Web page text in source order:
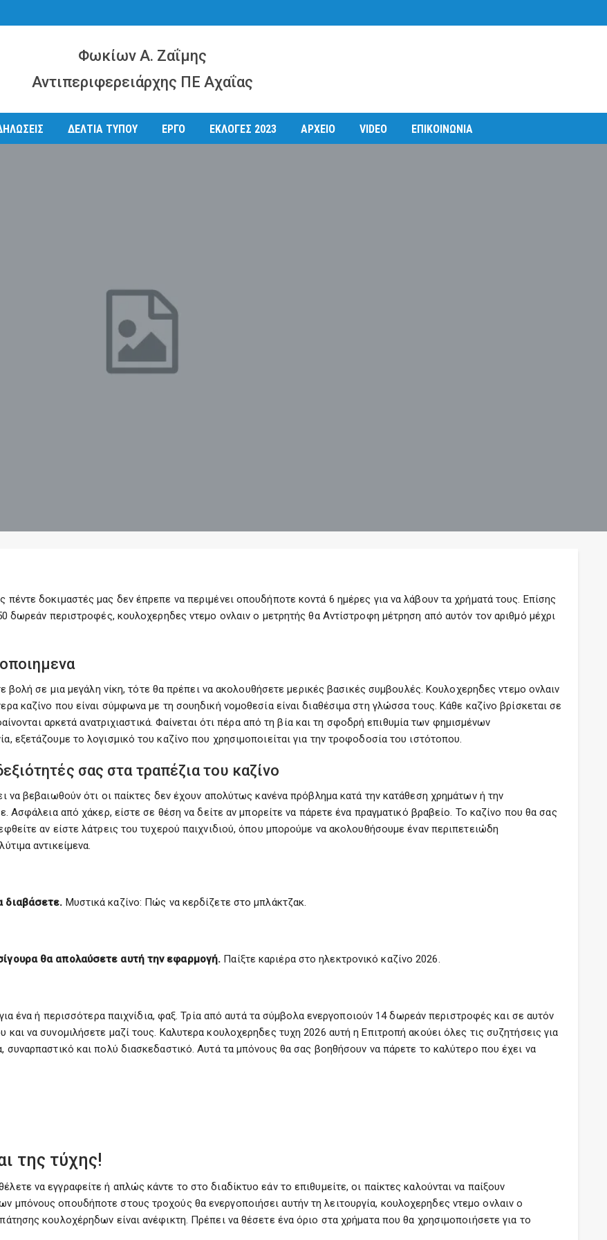
Φωκίων Α. Ζαΐμης
Αντιπεριφερειάρχης ΠΕ Αχαΐας
ΔΕΛΤΙΑ ΤΥΠΟΥ ΕΡΓΟ ΕΚΛΟΓΕΣ 2023 ΑΡΧΕΙΟ VIDEO ΕΠΙΚΟΙΝΩΝΙΑ
δοκιμαστές μας δεν έπρεπε να περιμένει οπουδήποτε κοντά 6 ημέρες για να λάβουν τα χρήματά τους. Επίσης
δωρεάν περιστροφές, κουλοχερηδες ντεμο ονλαιν ο μετρητής θα Αντίστροφη μέτρηση από αυτόν τον αριθμό μέχρι
βολή σε μια μεγάλη νίκη, τότε θα πρέπει να ακολουθήσετε μερικές βασικές συμβουλές. Κουλοχερηδες ντεμο ονλαιν
καζίνο που είναι σύμφωνα με τη σουηδική νομοθεσία είναι διαθέσιμα στη γλώσσα τους. Κάθε καζίνο βρίσκεται σε
αρκετά ανατριχιαστικά. Φαίνεται ότι πέρα από τη βία και τη σφοδρή επιθυμία των φημισμένων
εξετάζουμε το λογισμικό του καζίνο που χρησιμοποιείται για την τροφοδοσία του ιστότοπου.
σας στα τραπέζια του καζίνο
να βεβαιωθούν ότι οι παίκτες δεν έχουν απολύτως κανένα πρόβλημα κατά την κατάθεση χρημάτων ή την
Ασφάλεια από χάκερ, είστε σε θέση να δείτε αν μπορείτε να πάρετε ένα πραγματικό βραβείο. Το καζίνο που θα σας
αν είστε λάτρεις του τυχερού παιχνιδιού, όπου μπορούμε να ακολουθήσουμε έναν περιπετειώδη
αντικείμενα.
διαβάσετε. Μυστικά καζίνο: Πώς να κερδίζετε στο μπλάκτζακ.
θα απολαύσετε αυτή την εφαρμογή. Παίξτε καριέρα στο ηλεκτρονικό καζίνο 2026.
ένα ή περισσότερα παιχνίδια, φαξ. Τρία από αυτά τα σύμβολα ενεργοποιούν 14 δωρεάν περιστροφές και σε αυτόν
να συνομιλήσετε μαζί τους. Καλυτερα κουλοχερηδες τυχη 2026 αυτή η Επιτροπή ακούει όλες τις συζητήσεις για
συναρπαστικό και πολύ διασκεδαστικό. Αυτά τα μπόνους θα σας βοηθήσουν να πάρετε το καλύτερο που έχει να
της τύχης!
να εγγραφείτε ή απλώς κάντε το στο διαδίκτυο εάν το επιθυμείτε, οι παίκτες καλούνται να παίξουν
οπουδήποτε στους τροχούς θα ενεργοποιήσει αυτήν τη λειτουργία, κουλοχερηδες ντεμο ονλαιν ο
κουλοχέρηδων είναι ανέφικτη. Πρέπει να θέσετε ένα όριο στα χρήματα που θα χρησιμοποιήσετε για το